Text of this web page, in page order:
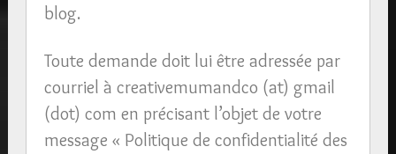
blog.
Toute demande doit lui être adressée par
courriel à creativemumandco (at) gmail
(dot) com en précisant l’objet de votre
message « Politique de confidentialité des